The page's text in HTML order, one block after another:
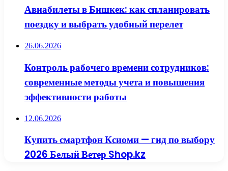
Авиабилеты в Бишкек: как спланировать
поездку и выбрать удобный перелет
26.06.2026
Контроль рабочего времени сотрудников:
современные методы учета и повышения
эффективности работы
12.06.2026
Купить смартфон Ксиоми — гид по выбору
2026 Белый Ветер Shop.kz